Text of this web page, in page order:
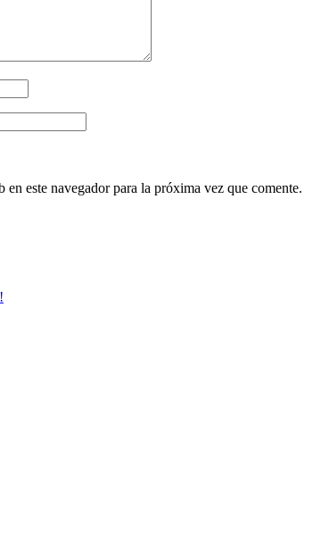
este navegador para la próxima vez que comente.